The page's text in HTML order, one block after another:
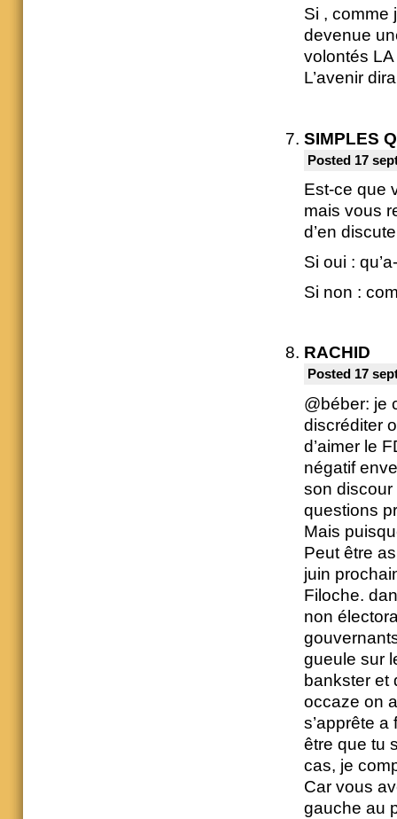
Si , comme
devenue
volontés
L’avenir
SIMPLES
Posted 17
Est-ce que
mais vous
d’en
Si oui :
Si non :
RACHID
Posted 17
@béber: je
discréditer
d’aimer le
négatif
son
questions
Mais
Peut être
juin
Filoche.
non
gueule sur
bankster et
occaze on
s’apprête
être que tu
cas, je
Car vous
gauche au